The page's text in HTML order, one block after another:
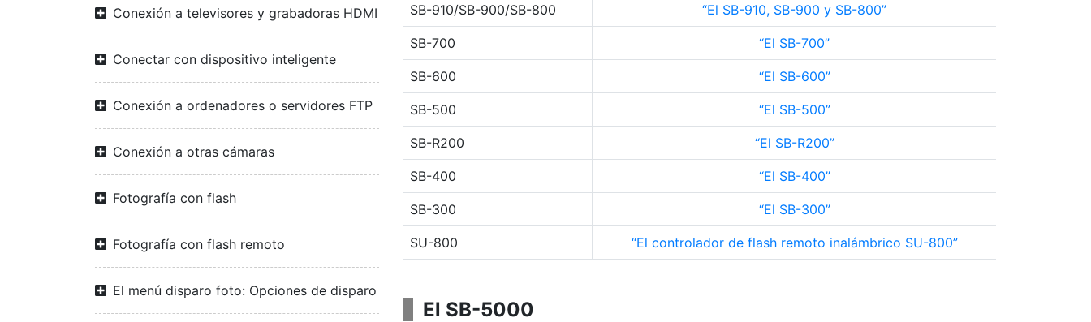
Conexión a televisores y grabadoras HDMI
Conectar con dispositivo inteligente
Conexión a ordenadores o servidores FTP
Conexión a otras cámaras
Fotografía con flash
Fotografía con flash remoto
El menú disparo foto: Opciones de disparo
SB-910/SB-900/SB-800 El SB-910, SB-900 y SB-800
SB-700 El SB-700
SB-600 El SB-600
SB-500 El SB-500
SB-R200 El SB-R200
SB-400 El SB-400
SB-300 El SB-300
SU-800 El controlador de flash remoto inalámbrico SU-800
El SB-5000